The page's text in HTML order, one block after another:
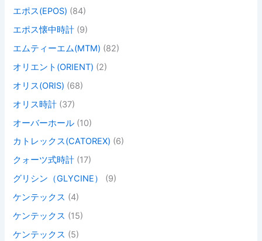
エポス(EPOS) (84)
エポス懐中時計 (9)
エムティーエム(MTM) (82)
オリエント(ORIENT) (2)
オリス(ORIS) (68)
オリス時計 (37)
オーバーホール (10)
カトレックス(CATOREX) (6)
クォーツ式時計 (17)
グリシン（GLYCINE）
(9)
ケンテックス (4)
ケンテックス (15)
ケンテックス (5)